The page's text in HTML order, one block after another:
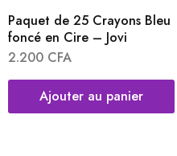
Paquet de 25 Crayons Bleu
foncé en Cire – Jovi
2.200 CFA
Ajouter au panier